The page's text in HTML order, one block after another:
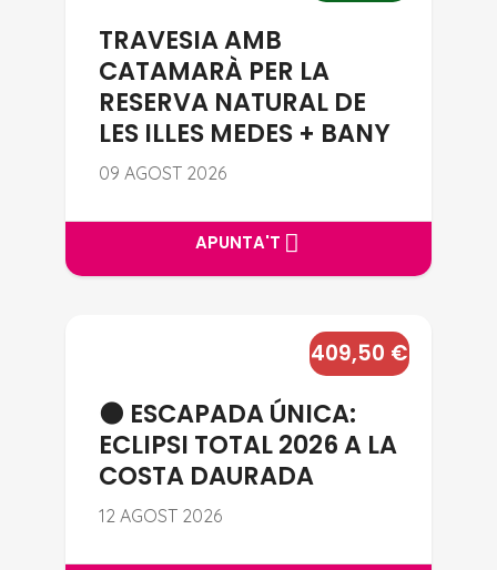
TRAVESIA AMB
CATAMARÀ PER LA
RESERVA NATURAL DE
LES ILLES MEDES + BANY
09 AGOST 2026
APUNTA'T
APUNTA'T
🌑 ESCAPADA ÚNICA:
409,50 €
🌑 ESCAPADA ÚNICA:
ECLIPSI TOTAL 2026 A LA
COSTA DAURADA
12 AGOST 2026